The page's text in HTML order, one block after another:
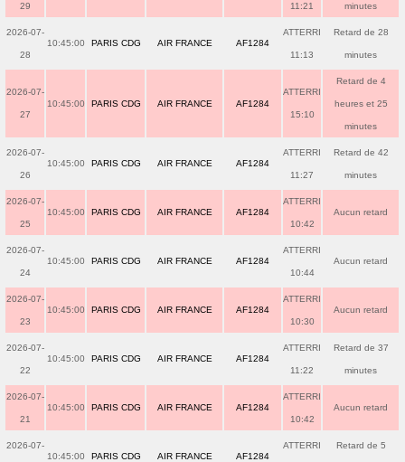
29 11:21 minutes
2026-07-
28
10:45:00 PARIS CDG AIR FRANCE AF1284
ATTERRI
11:13
Retard de 28
minutes
2026-07-
27
10:45:00 PARIS CDG AIR FRANCE AF1284
ATTERRI
15:10
Retard de 4
heures et 25
minutes
2026-07-
26
10:45:00 PARIS CDG AIR FRANCE AF1284
ATTERRI
11:27
Retard de 42
minutes
2026-07-
25
10:45:00 PARIS CDG AIR FRANCE AF1284
ATTERRI
10:42
Aucun retard
2026-07-
24
10:45:00 PARIS CDG AIR FRANCE AF1284
ATTERRI
10:44
Aucun retard
2026-07-
23
10:45:00 PARIS CDG AIR FRANCE AF1284
ATTERRI
10:30
Aucun retard
2026-07-
22
10:45:00 PARIS CDG AIR FRANCE AF1284
ATTERRI
11:22
Retard de 37
minutes
2026-07-
21
10:45:00 PARIS CDG AIR FRANCE AF1284
ATTERRI
10:42
Aucun retard
2026-07-
10:45:00 PARIS CDG AIR FRANCE AF1284
ATTERRI Retard de 5